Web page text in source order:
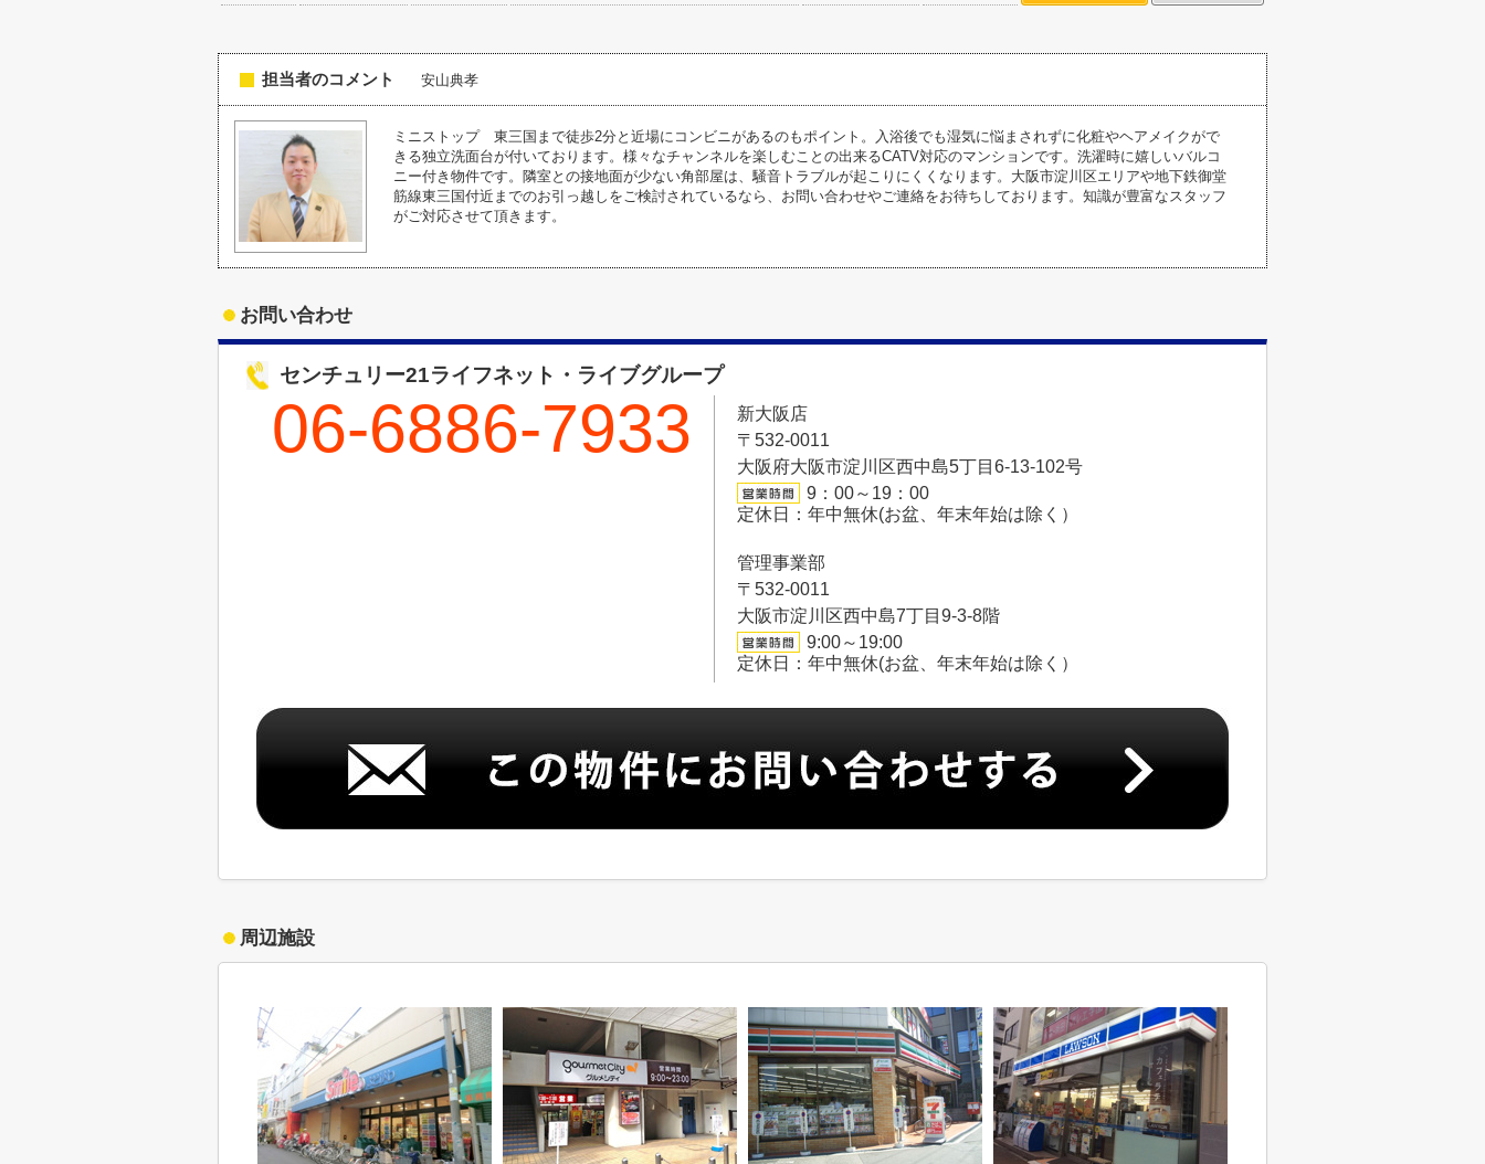
担当者のコメント 安山典孝
ミニストップ 東三国まで徒歩2分と近場にコンビニがあるのもポイント。入浴後でも湿気に悩まされずに化粧やヘアメイクがで
きる独立洗面台が付いております。様々なチャンネルを楽しむことの出来るCATV対応のマンションです。洗濯時に嬉しいバルコ
ニー付き物件です。隣室との接地面が少ない角部屋は、騒音トラブルが起こりにくくなります。大阪市淀川区エリアや地下鉄御堂
筋線東三国付近までのお引っ越しをご検討されているなら、お問い合わせやご連絡をお待ちしております。知識が豊富なスタッフ
がご対応させて頂きます。
お問い合わせ
センチュリー21ライフネット・ライブグループ
06-6886-7933
新大阪店
〒532-0011
大阪府大阪市淀川区西中島5丁目6-13-102号
9：00～19：00
定休日：年中無休(お盆、年末年始は除く）
管理事業部
〒532-0011
大阪市淀川区西中島7丁目9-3-8階
9:00～19:00
定休日：年中無休(お盆、年末年始は除く）
周辺施設